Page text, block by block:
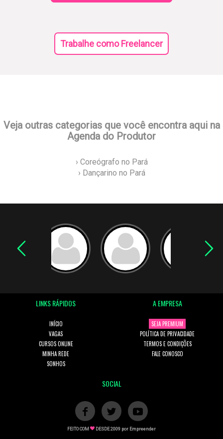
Trabalhe como Freelancer
Veja outras categorias que você encontra aqui na
Agenda do Produtor
› Coreógrafo no Pará
› Dançarino no Pará
LINKS RÁPIDOS
INÍCIO
VAGAS
CURSOS ONLINE
MINHA REDE
SONHOS
A EMPRESA
SEJA PREMIUM
POLÍTICA DE PRIVACIDADE
TERMOS E CONDIÇÕES
FALE CONOSCO
SOCIAL
FEITO COM DESDE 2009 por Empreender